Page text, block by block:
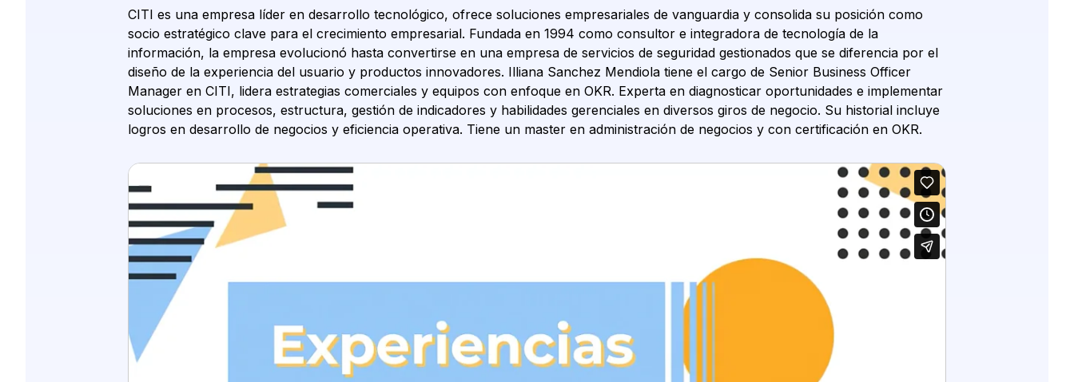
CITI es una empresa líder en desarrollo tecnológico, ofrece soluciones empresariales de vanguardia y consolida su posición como
socio estratégico clave para el crecimiento empresarial. Fundada en 1994 como consultor e integradora de tecnología de la
información, la empresa evolucionó hasta convertirse en una empresa de servicios de seguridad gestionados que se diferencia por el
diseño de la experiencia del usuario y productos innovadores. Illiana Sanchez Mendiola tiene el cargo de Senior Business Officer
Manager en CITI, lidera estrategias comerciales y equipos con enfoque en OKR. Experta en diagnosticar oportunidades e implementar
soluciones en procesos, estructura, gestión de indicadores y habilidades gerenciales en diversos giros de negocio. Su historial incluye
logros en desarrollo de negocios y eficiencia operativa. Tiene un master en administración de negocios y con certificación en OKR.